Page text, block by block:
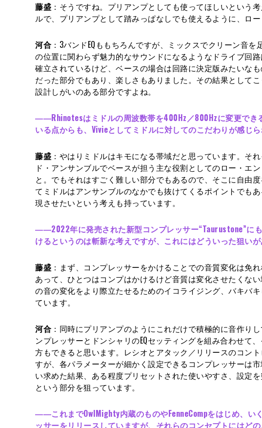
藤盛 ：そうですね。プリアンプとしても使ってほしいという
ルで、プリアンプとして踏みっぱなしでも使えるように、ロ
河合 ：3バンドEQももちろんですが、ミックスでクリーン音
の位置に関わらず魅力的なサウンドになるようなドライブ回
確立されているけど、ベースの場合は回路に決定版みたいな
だった部分でもあり、楽しさもありました。その結果として
設計しがいのある部分ですよね。
――Rhinotesはミドルの周波数帯を400Hz／800Hzに変更でき
いる点からも、Vivieとしてミドルに対してのこだわりが感じら
藤盛 ：やはりミドルはキモになる帯域だと思っています。そ
ド・アンサンブルでベースが担う主な役割としてのロー・エ
と。でもそれはすごく難しい部分でもあるので、そこに自由
てミドルはアンサンブルのなかでも抜けてくるポイントでも
現させたいという考えも持っています。
――2022年に発売された新型コンプレッサー“Taurustone”に
けるというのは斬新な考えですが、これにはどういった狙い
藤盛 ：まず、コンプレッサーをかけることでの音質変化は免
あって、ひとつはコンプはかけるけど音質は変化させたくな
の音の変化をより際立たせるためのイコライジング、バキバ
ています。
河合 ：同時にプリアンプのようにこれだけで積極的に音作り
ンプレッサーとドンシャリのEQセッティングを組み合わせて
方もできると思います。レシオとアタック／リリースのコン
すが、各パラメーターが細かく設定できるコンプレッサーは
い求めた結果、ある程度プリセットされた使いやすさ、設定
という部分を狙っています。
――これまでOwlMighty内蔵のものやFenneCompをはじめ、い
ッサーをリリースしていますが、それらのコンセプトにはど